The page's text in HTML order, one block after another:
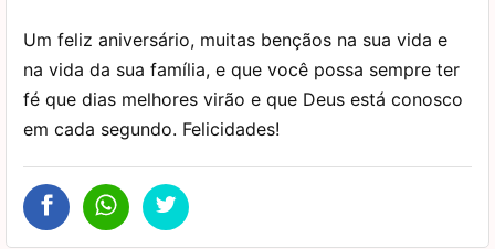
Um feliz aniversário, muitas bençãos na sua vida e
na vida da sua família, e que você possa sempre ter
fé que dias melhores virão e que Deus está conosco
em cada segundo. Felicidades!